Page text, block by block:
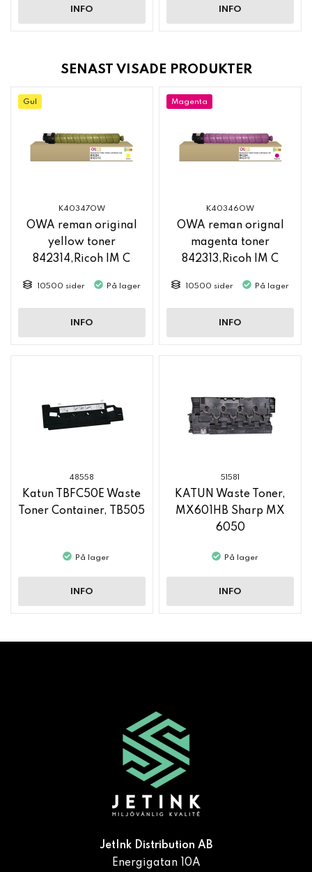
INFO INFO
SENAST VISADE PRODUKTER
Gul
K40347OW
OWA reman original
yellow toner
842314,Ricoh IM C
10500 sider På lager
INFO
Magenta
K40346OW
OWA reman orignal
magenta toner
842313,Ricoh IM C
10500 sider På lager
INFO
48558
Katun TBFC50E Waste
Toner Container, TB505
På lager
INFO
51581
KATUN Waste Toner,
MX601HB Sharp MX
6050
På lager
INFO
JetInk Distribution AB
Energigatan 10A